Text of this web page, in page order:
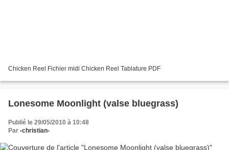
Chicken Reel Fichier midi Chicken Reel Tablature PDF
Lonesome Moonlight (valse bluegrass)
Publié le 29/05/2010 à 10:48
Par -christian-